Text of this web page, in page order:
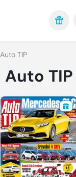
Auto TIP
Auto TIP